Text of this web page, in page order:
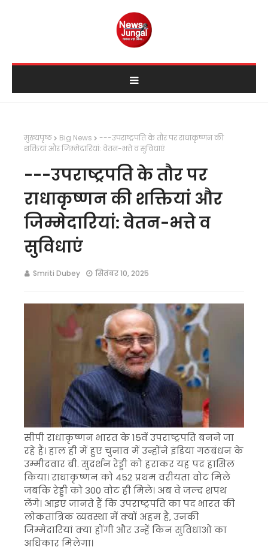
मुख्यपृष्ठ Big News
---उपराष्ट्रपति के तौर पर राधाकृष्णन की
शक्तियां और जिम्मेदारियां: वेतन-भत्ते व सुविधाएं
---उपराष्ट्रपति के तौर पर
राधाकृष्णन की शक्तियां और
जिम्मेदारियां: वेतन-भत्ते व
सुविधाएं
Smriti Dubey सितंबर 10, 2025
सीपी राधाकृष्णन भारत के 15वें उपराष्ट्रपति बनने जा
रहे हैं। हाल ही में हुए चुनाव में उन्होंने इंडिया गठबंधन के
उम्मीदवार बी. सुदर्शन रेड्डी को हराकर यह पद हासिल
किया। राधाकृष्णन को 452 प्रथम वरीयता वोट मिले
जबकि रेड्डी को 300 वोट ही मिले। अब वे जल्द शपथ
लेंगे। आइए जानते हैं कि उपराष्ट्रपति का पद भारत की
लोकतांत्रिक व्यवस्था में क्यों अहम है, उनकी
जिम्मेदारियां क्या होंगी और उन्हें किन सुविधाओं का
अधिकार मिलेगा।